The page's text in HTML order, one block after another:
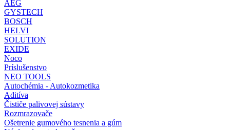
AEG
GYSTECH
BOSCH
HELVI
SOLUTION
EXIDE
Noco
Príslušenstvo
NEO TOOLS
Autochémia - Autokozmetika
Aditíva
Čističe palivovej sústavy
Rozmrazovače
Ošetrenie gumového tesnenia a gúm